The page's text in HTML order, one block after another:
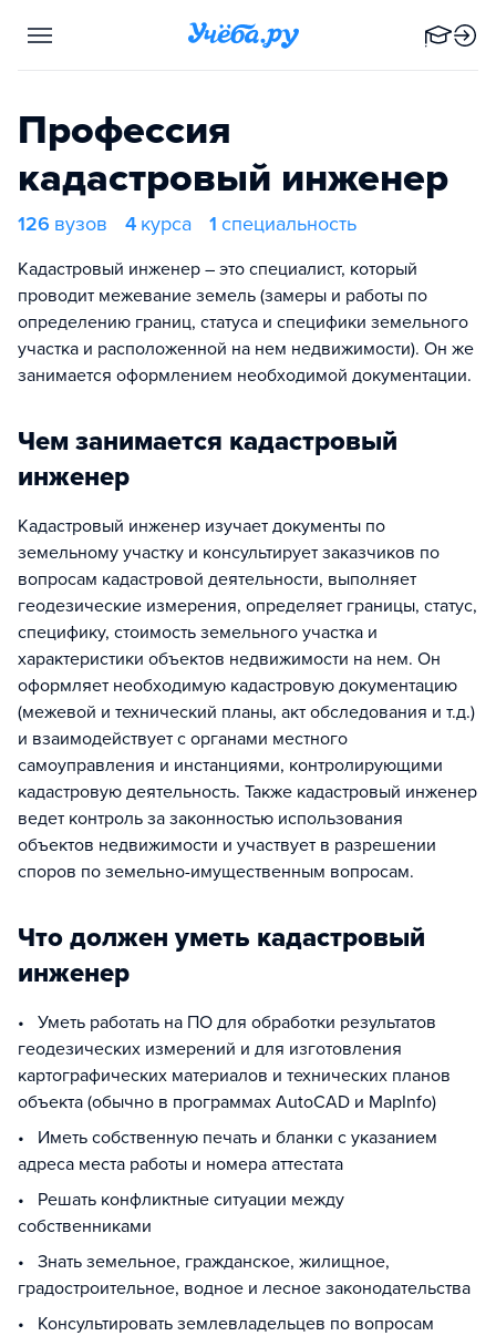
Профессия
кадастровый инженер
126 вузов 4 курса 1 специальность
Кадастровый инженер – это специалист, который
проводит межевание земель (замеры и работы по
определению границ, статуса и специфики земельного
участка и расположенной на нем недвижимости). Он же
занимается оформлением необходимой документации.
Чем занимается кадастровый
инженер
Кадастровый инженер изучает документы по
земельному участку и консультирует заказчиков по
вопросам кадастровой деятельности, выполняет
геодезические измерения, определяет границы, статус,
специфику, стоимость земельного участка и
характеристики объектов недвижимости на нем. Он
оформляет необходимую кадастровую документацию
(межевой и технический планы, акт обследования и т.д.)
и взаимодействует с органами местного
самоуправления и инстанциями, контролирующими
кадастровую деятельность. Также кадастровый инженер
ведет контроль за законностью использования
объектов недвижимости и участвует в разрешении
споров по земельно-имущественным вопросам.
Что должен уметь кадастровый
инженер
• Уметь работать на ПО для обработки результатов
геодезических измерений и для изготовления
картографических материалов и технических планов
объекта (обычно в программах AutoCAD и MapInfo)
• Иметь собственную печать и бланки с указанием
адреса места работы и номера аттестата
• Решать конфликтные ситуации между
собственниками
• Знать земельное, гражданское, жилищное,
градостроительное, водное и лесное законодательства
• Консультировать землевладельцев по вопросам